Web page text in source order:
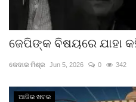
ଜେପିଙ୍କ ବିଷୟରେ ଯାହା
କେଦାର ମିଶ୍ର Jun 5, 2026 0 342
ଆଜିର ଖବର